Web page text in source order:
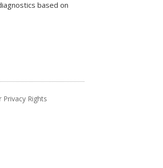
based on
Privacy Rights